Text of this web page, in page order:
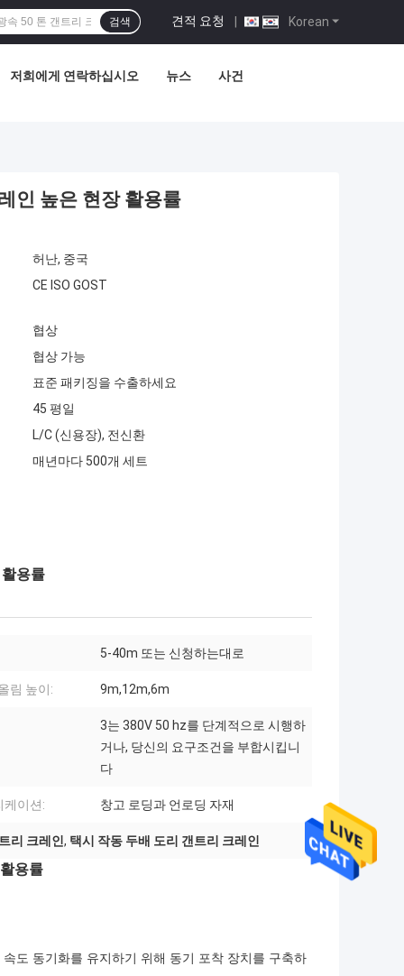
Korean
견적 요청 |
검색
저희에게 연락하십시오 뉴스 사건
인 높은 현장 활용률
허난, 중국
CE ISO GOST
협상
협상 가능
표준 패키징을 수출하세요
45 평일
L/C (신용장), 전신환
매년마다 500개 세트
용률
5-40m 또는 신청하는대로
림 높이: 9m,12m,6m
3는 380V 50 hz를 단계적으로 시행하
거나, 당신의 요구조건을 부합시킵니
다
케이션: 창고 로딩과 언로딩 자재
리 크레인, 택시 작동 두배 도리 갠트리 크레인
용률
도 동기화를 유지하기 위해 동기 포착 장치를 구축하